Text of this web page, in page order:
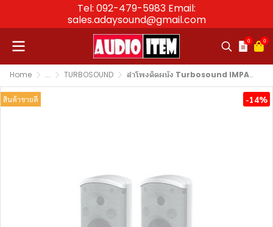
Tel: 092-479-5983 Email:
sales.adaysound@gmail.com
0 0
Home ... TURBOSOUND ลำโพงติดผนัง Turbosound IMPACT 55TWH Passive Loudspeaker 5″
สินค้าขายดี -14%